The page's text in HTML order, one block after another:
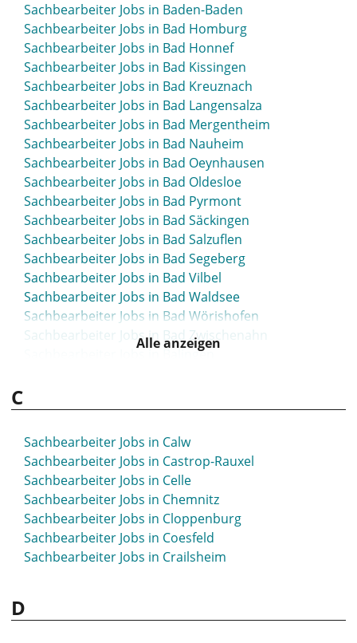
Sachbearbeiter Jobs in Baden-Baden
Sachbearbeiter Jobs in Bad Homburg
Sachbearbeiter Jobs in Bad Honnef
Sachbearbeiter Jobs in Bad Kissingen
Sachbearbeiter Jobs in Bad Kreuznach
Sachbearbeiter Jobs in Bad Langensalza
Sachbearbeiter Jobs in Bad Mergentheim
Sachbearbeiter Jobs in Bad Nauheim
Sachbearbeiter Jobs in Bad Oeynhausen
Sachbearbeiter Jobs in Bad Oldesloe
Sachbearbeiter Jobs in Bad Pyrmont
Sachbearbeiter Jobs in Bad Säckingen
Sachbearbeiter Jobs in Bad Salzuflen
Sachbearbeiter Jobs in Bad Segeberg
Sachbearbeiter Jobs in Bad Vilbel
Sachbearbeiter Jobs in Bad Waldsee
Sachbearbeiter Jobs in Bad Wörishofen
Sachbearbeiter Jobs in Bad Zwischenahn
Sachbearbeiter Jobs in Balingen
Sachbearbeiter Jobs in Bassum
Sachbearbeiter Jobs in Beckum
Sachbearbeiter Jobs in Bensheim
Sachbearbeiter Jobs in Bergedorf
Sachbearbeiter Jobs in Bergheim
Sachbearbeiter Jobs in Bergisch Gladbach
Sachbearbeiter Jobs in Bergkamen
Sachbearbeiter Jobs in Berlin
Sachbearbeiter Jobs in Bernau bei Berlin
Sachbearbeiter Jobs in Bernburg
Alle anzeigen
C
Sachbearbeiter Jobs in Calw
Sachbearbeiter Jobs in Castrop-Rauxel
Sachbearbeiter Jobs in Celle
Sachbearbeiter Jobs in Chemnitz
Sachbearbeiter Jobs in Cloppenburg
Sachbearbeiter Jobs in Coesfeld
Sachbearbeiter Jobs in Crailsheim
D